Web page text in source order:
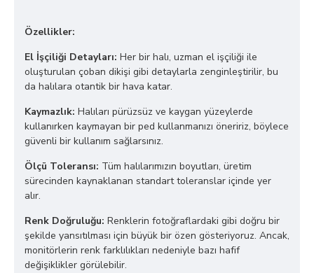
Özellikler:
El İşçiliği Detayları: Her bir halı, uzman el işçiliği ile
oluşturulan çoban dikişi gibi detaylarla zenginleştirilir, bu
da halılara otantik bir hava katar.
Kaymazlık: Halıları pürüzsüz ve kaygan yüzeylerde
kullanırken kaymayan bir ped kullanmanızı öneririz, böylece
güvenli bir kullanım sağlarsınız.
Ölçü Toleransı: Tüm halılarımızın boyutları, üretim
sürecinden kaynaklanan standart toleranslar içinde yer
alır.
Renk Doğruluğu: Renklerin fotoğraflardaki gibi doğru bir
şekilde yansıtılması için büyük bir özen gösteriyoruz. Ancak,
monitörlerin renk farklılıkları nedeniyle bazı hafif
değişiklikler görülebilir.